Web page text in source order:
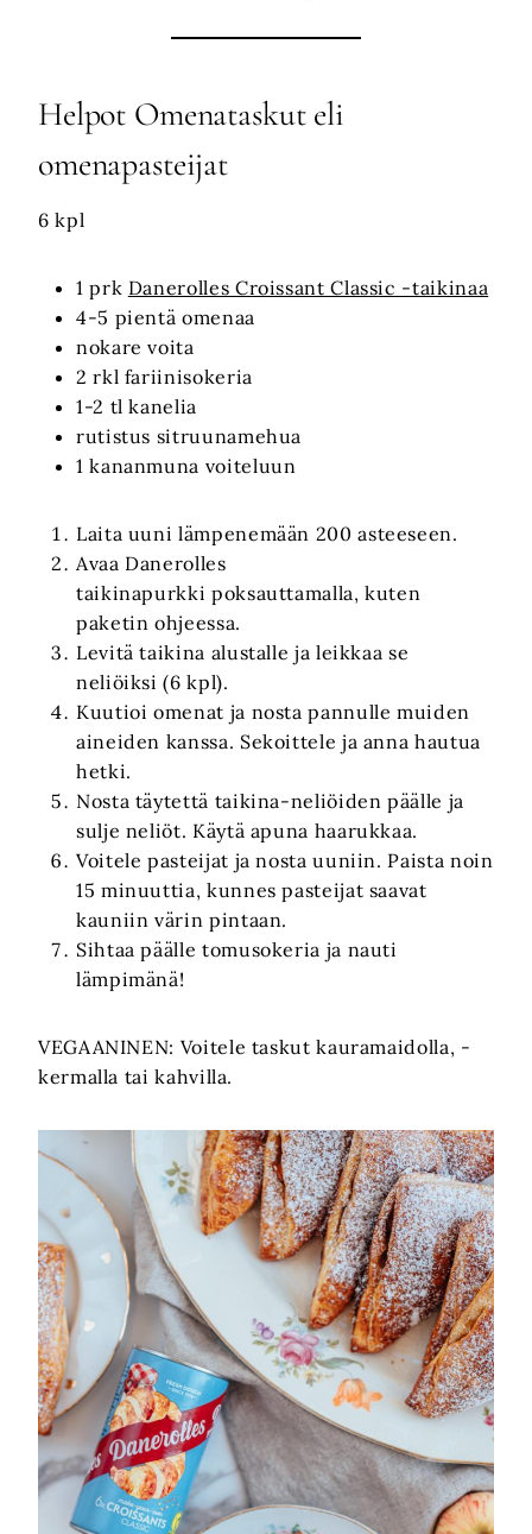
Helpot Omenataskut eli
omenapasteijat
6 kpl
1 prk Danerolles Croissant Classic -taikinaa
4-5 pientä omenaa
nokare voita
2 rkl fariinisokeria
1-2 tl kanelia
rutistus sitruunamehua
1 kananmuna voiteluun
Laita uuni lämpenemään 200 asteeseen.
Avaa Danerolles
taikinapurkki poksauttamalla, kuten
paketin ohjeessa.
Levitä taikina alustalle ja leikkaa se
neliöiksi (6 kpl).
Kuutioi omenat ja nosta pannulle muiden
aineiden kanssa. Sekoittele ja anna hautua
hetki.
Nosta täytettä taikina-neliöiden päälle ja
sulje neliöt. Käytä apuna haarukkaa.
Voitele pasteijat ja nosta uuniin. Paista noin
15 minuuttia, kunnes pasteijat saavat
kauniin värin pintaan.
Sihtaa päälle tomusokeria ja nauti
lämpimänä!
VEGAANINEN: Voitele taskut kauramaidolla, -
kermalla tai kahvilla.